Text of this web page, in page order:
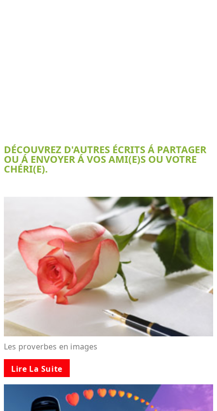
DÉCOUVREZ D'AUTRES ÉCRITS Á PARTAGER
OU Á ENVOYER Á VOS AMI(E)S OU VOTRE
CHÉRI(E).
Les proverbes en images
Lire La Suite